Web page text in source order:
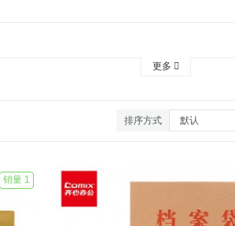
更多
排序方式
销量 1